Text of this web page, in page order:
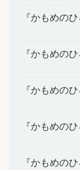
『かもめの
『かもめの
『かもめの
『かもめの
『かもめの